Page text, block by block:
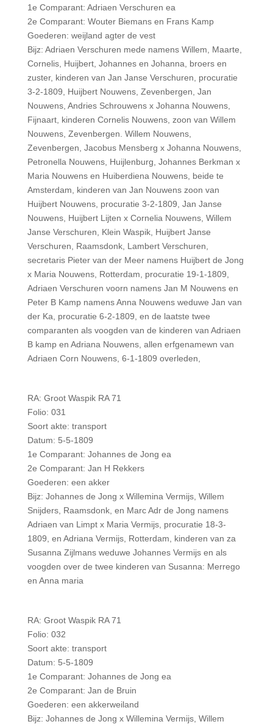
1e Comparant: Adriaen Verschuren ea
2e Comparant: Wouter Biemans en Frans Kamp
Goederen: weijland agter de vest
Bijz: Adriaen Verschuren mede namens Willem, Maarte,
Cornelis, Huijbert, Johannes en Johanna, broers en
zuster, kinderen van Jan Janse Verschuren, procuratie
3-2-1809, Huijbert Nouwens, Zevenbergen, Jan
Nouwens, Andries Schrouwens x Johanna Nouwens,
Fijnaart, kinderen Cornelis Nouwens, zoon van Willem
Nouwens, Zevenbergen. Willem Nouwens,
Zevenbergen, Jacobus Mensberg x Johanna Nouwens,
Petronella Nouwens, Huijlenburg, Johannes Berkman x
Maria Nouwens en Huiberdiena Nouwens, beide te
Amsterdam, kinderen van Jan Nouwens zoon van
Huijbert Nouwens, procuratie 3-2-1809, Jan Janse
Nouwens, Huijbert Lijten x Cornelia Nouwens, Willem
Janse Verschuren, Klein Waspik, Huijbert Janse
Verschuren, Raamsdonk, Lambert Verschuren,
secretaris Pieter van der Meer namens Huijbert de Jong
x Maria Nouwens, Rotterdam, procuratie 19-1-1809,
Adriaen Verschuren voorn namens Jan M Nouwens en
Peter B Kamp namens Anna Nouwens weduwe Jan van
der Ka, procuratie 6-2-1809, en de laatste twee
comparanten als voogden van de kinderen van Adriaen
B kamp en Adriana Nouwens, allen erfgenamewn van
Adriaen Corn Nouwens, 6-1-1809 overleden,
RA: Groot Waspik RA 71
Folio: 031
Soort akte: transport
Datum: 5-5-1809
1e Comparant: Johannes de Jong ea
2e Comparant: Jan H Rekkers
Goederen: een akker
Bijz: Johannes de Jong x Willemina Vermijs, Willem
Snijders, Raamsdonk, en Marc Adr de Jong namens
Adriaen van Limpt x Maria Vermijs, procuratie 18-3-
1809, en Adriana Vermijs, Rotterdam, kinderen van za
Susanna Zijlmans weduwe Johannes Vermijs en als
voogden over de twee kinderen van Susanna: Merrego
en Anna maria
RA: Groot Waspik RA 71
Folio: 032
Soort akte: transport
Datum: 5-5-1809
1e Comparant: Johannes de Jong ea
2e Comparant: Jan de Bruin
Goederen: een akkerweiland
Bijz: Johannes de Jong x Willemina Vermijs, Willem